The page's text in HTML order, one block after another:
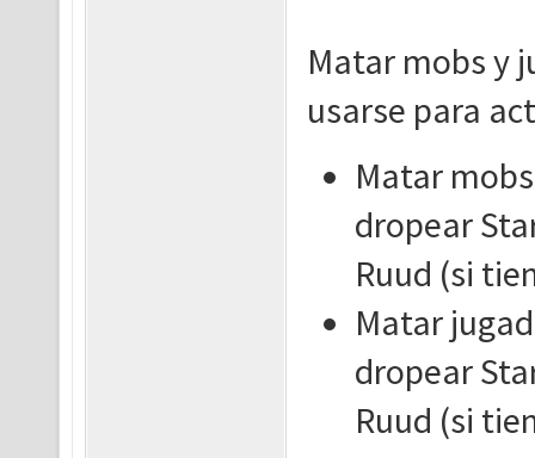
Matar mobs y
usarse para
Matar
dropear
Ruud (si
Matar
dropear
Ruud (si